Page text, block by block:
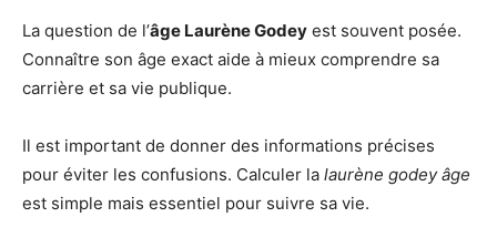
La question de l’âge Laurène Godey est souvent posée.
Connaître son âge exact aide à mieux comprendre sa
carrière et sa vie publique.
Il est important de donner des informations précises
pour éviter les confusions. Calculer la laurène godey âge
est simple mais essentiel pour suivre sa vie.